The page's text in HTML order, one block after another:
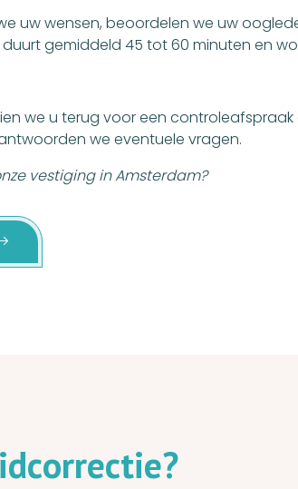
uw wensen, beoordelen we uw
gemiddeld 45 tot 60 minuten en
we u terug voor een
we eventuele vragen.
vestiging in Amsterdam?
dcorrectie?